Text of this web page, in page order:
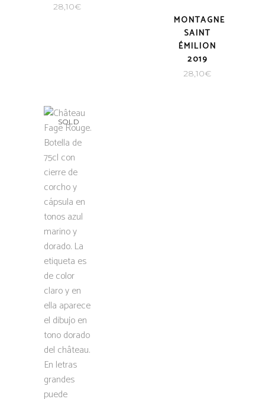
28,10€
MONTAGNE
SAINT
ÉMILION
2019
28,10€
SOLD